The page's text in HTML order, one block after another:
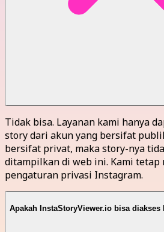
Tidak bisa. Layanan kami hanya
story dari akun yang bersifat
bersifat privat, maka story-nya
ditampilkan di web ini. Kami tetap
pengaturan privasi Instagram.
Apakah InstaStoryViewer.io bisa diakses